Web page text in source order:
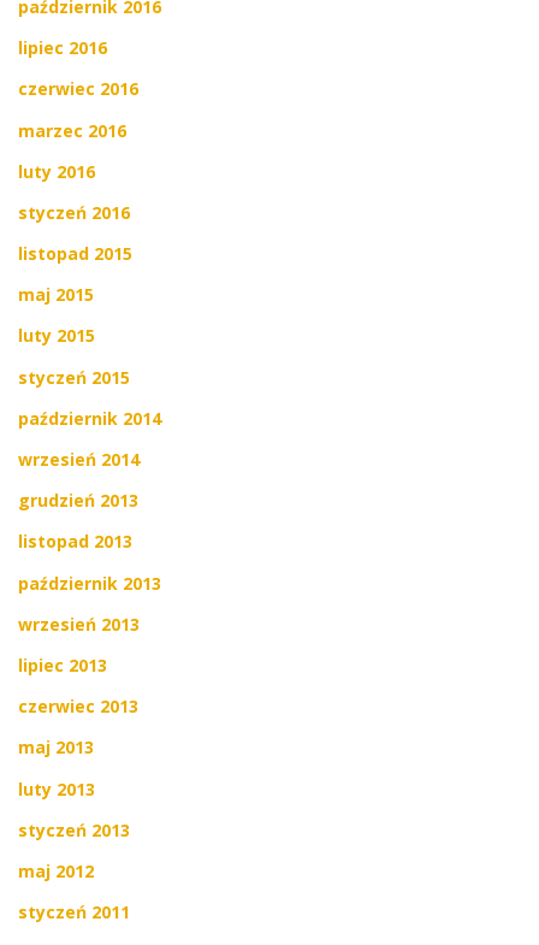
październik 2016
lipiec 2016
czerwiec 2016
marzec 2016
luty 2016
styczeń 2016
listopad 2015
maj 2015
luty 2015
styczeń 2015
październik 2014
wrzesień 2014
grudzień 2013
listopad 2013
październik 2013
wrzesień 2013
lipiec 2013
czerwiec 2013
maj 2013
luty 2013
styczeń 2013
maj 2012
styczeń 2011